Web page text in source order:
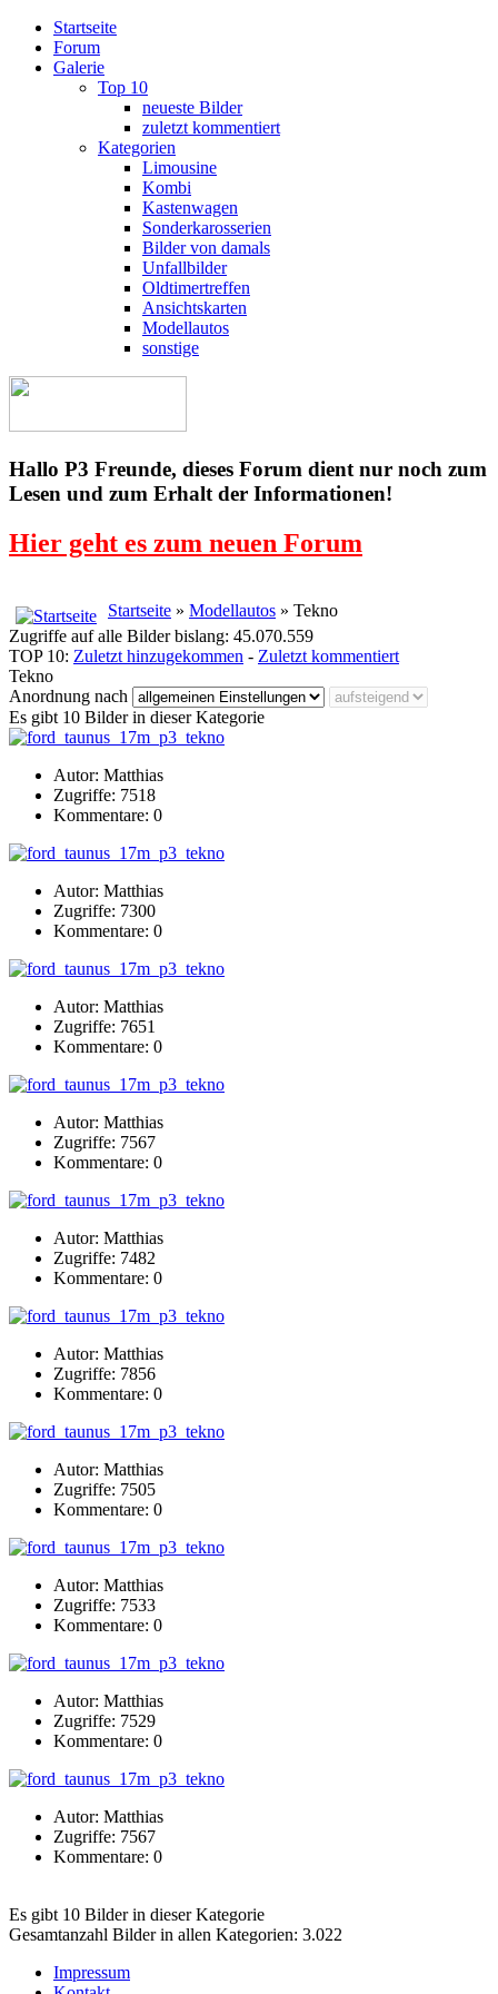
Startseite
Forum
Galerie
Top 10
neueste Bilder
zuletzt kommentiert
Kategorien
Limousine
Kombi
Kastenwagen
Sonderkarosserien
Bilder von damals
Unfallbilder
Oldtimertreffen
Ansichtskarten
Modellautos
sonstige
Hallo P3 Freunde, dieses Forum dient nur noch zum
Lesen und zum Erhalt der Informationen!
Hier geht es zum neuen Forum
Startseite » Modellautos » Tekno
Zugriffe auf alle Bilder bislang: 45.070.559
TOP 10: Zuletzt hinzugekommen - Zuletzt kommentiert
Tekno
Anordnung nach
Es gibt 10 Bilder in dieser Kategorie
Autor: Matthias
Zugriffe: 7518
Kommentare: 0
Autor: Matthias
Zugriffe: 7300
Kommentare: 0
Autor: Matthias
Zugriffe: 7651
Kommentare: 0
Autor: Matthias
Zugriffe: 7567
Kommentare: 0
Autor: Matthias
Zugriffe: 7482
Kommentare: 0
Autor: Matthias
Zugriffe: 7856
Kommentare: 0
Autor: Matthias
Zugriffe: 7505
Kommentare: 0
Autor: Matthias
Zugriffe: 7533
Kommentare: 0
Autor: Matthias
Zugriffe: 7529
Kommentare: 0
Autor: Matthias
Zugriffe: 7567
Kommentare: 0
Es gibt 10 Bilder in dieser Kategorie
Gesamtanzahl Bilder in allen Kategorien: 3.022
Impressum